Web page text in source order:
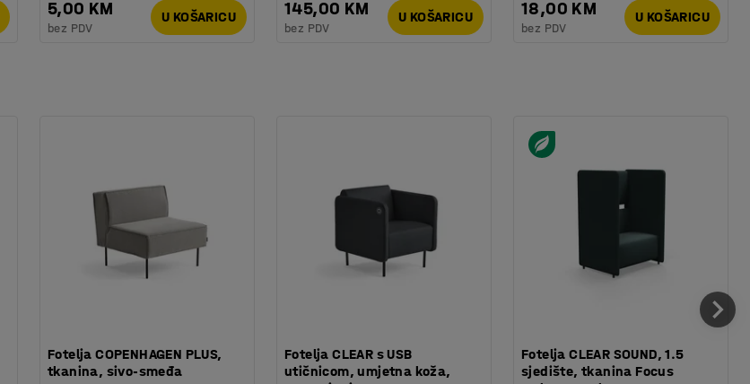
5,00 KM
bez PDV
U KOŠARICU 145,00 KM
bez PDV
U KOŠARICU 18,00 KM
bez PDV
U KOŠARICU
Fotelja COPENHAGEN PLUS,
tkanina, sivo-smeđa
Fotelja CLEAR s USB
utičnicom, umjetna koža,
Fotelja CLEAR SOUND, 1.5
sjedište, tkanina Focus